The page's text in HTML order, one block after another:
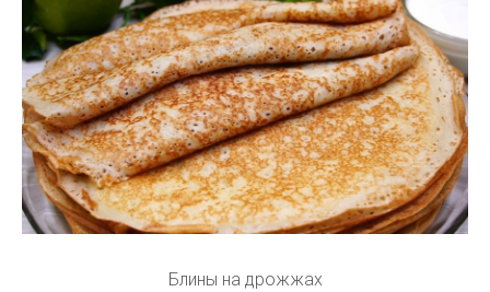
Блины на дрожжах